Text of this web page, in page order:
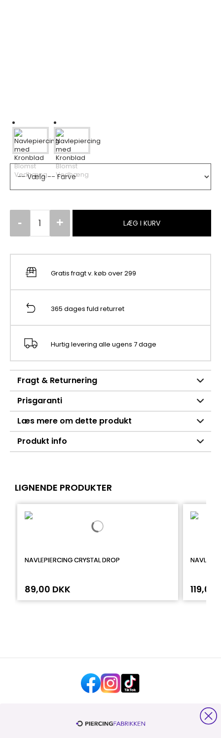
LÆG I KURV
Gratis fragt v. køb over 299
365 dages fuld returret
Hurtig levering alle ugens 7 dage
Fragt & Returnering
Prisgaranti
Læs mere om dette produkt
Produkt info
LIGNENDE PRODUKTER
NAVLEPIERCING CRYSTAL DROP
89,00 DKK 119,00
HJÆLP OG KONTAKT